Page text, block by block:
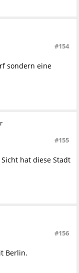
#154
sondern eine
#155
hat diese Stadt
#156
Berlin.